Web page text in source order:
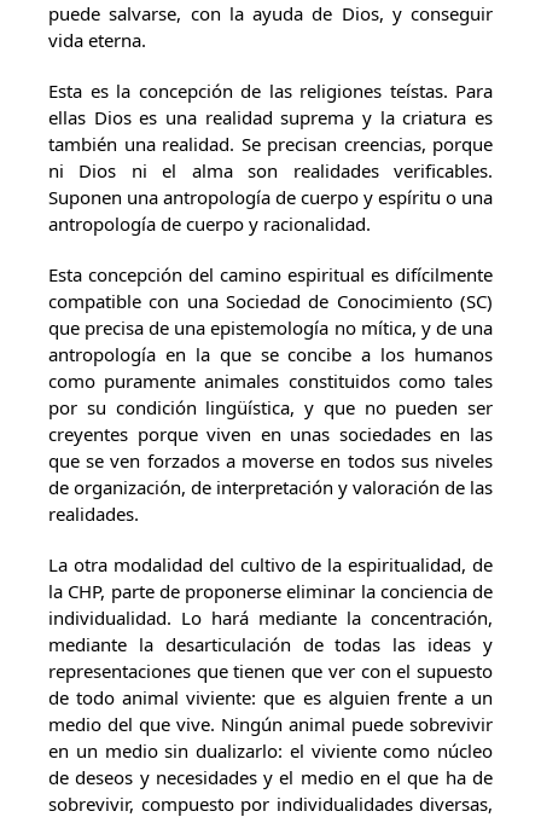
puede salvarse, con la ayuda de Dios, y conseguir
vida eterna.
Esta es la concepción de las religiones teístas. Para
ellas Dios es una realidad suprema y la criatura es
también una realidad. Se precisan creencias, porque
ni Dios ni el alma son realidades verificables.
Suponen una antropología de cuerpo y espíritu o una
antropología de cuerpo y racionalidad.
Esta concepción del camino espiritual es difícilmente
compatible con una Sociedad de Conocimiento (SC)
que precisa de una epistemología no mítica, y de una
antropología en la que se concibe a los humanos
como puramente animales constituidos como tales
por su condición lingüística, y que no pueden ser
creyentes porque viven en unas sociedades en las
que se ven forzados a moverse en todos sus niveles
de organización, de interpretación y valoración de las
realidades.
La otra modalidad del cultivo de la espiritualidad, de
la CHP, parte de proponerse eliminar la conciencia de
individualidad. Lo hará mediante la concentración,
mediante la desarticulación de todas las ideas y
representaciones que tienen que ver con el supuesto
de todo animal viviente: que es alguien frente a un
medio del que vive. Ningún animal puede sobrevivir
en un medio sin dualizarlo: el viviente como núcleo
de deseos y necesidades y el medio en el que ha de
sobrevivir, compuesto por individualidades diversas,